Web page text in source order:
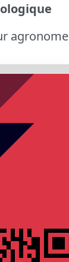
agronome